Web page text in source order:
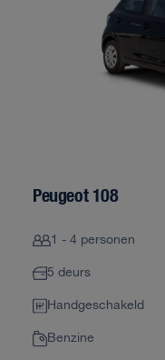
Peugeot 108
1 - 4 personen
5 deurs
Handgeschakeld
Benzine